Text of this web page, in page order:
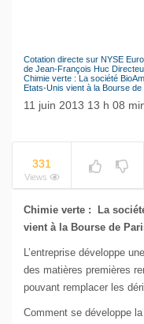
NOW PLAYING
Cotation directe sur NYSE
de Jean-François Huc
Chimie verte : La société
Etats-Unis vient à la Bourse de
11 juin 2013 13 h 08
331
Views
Chimie verte : La
vient à la Bourse de
L’entreprise développe
des matières premières
pouvant remplacer les
Comment se développe